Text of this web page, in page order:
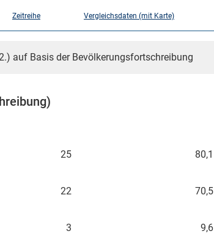
Zeitreihe Vergleichsdaten (mit Karte)
auf Basis der Bevölkerungsfortschreibung
25 80,1
22 70,5
3 9,6